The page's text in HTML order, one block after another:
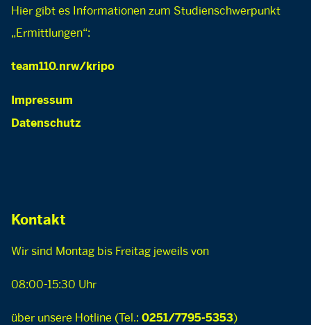
Hier gibt es Informationen zum Studienschwerpunkt
„Ermittlungen“:
team110.nrw/kripo
Impressum
Datenschutz
Kontakt
Wir sind Montag bis Freitag jeweils von
08:00-15:30 Uhr
über unsere Hotline (Tel.: 0251/7795-5353)